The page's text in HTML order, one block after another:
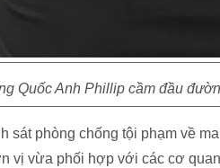
Quốc Anh Phillip cầm đầu
sát phòng chống tội phạm về
vị vừa phối hợp với các cơ